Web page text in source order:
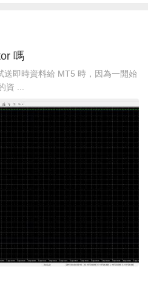
嗎
送即時資料給 MT5 時，因為一開始
資 ...